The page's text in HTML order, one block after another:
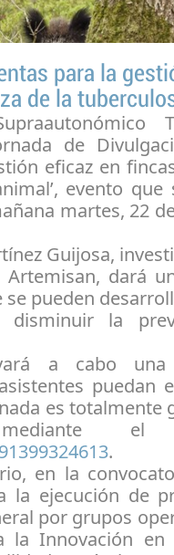
para la
de la
de
eficaz en
evento que
martes, 22
Guijosa,
dará
pueden
la
a cabo
puedan
es totalmente
el
.
en la
la ejecución de
por grupos
la Innovación